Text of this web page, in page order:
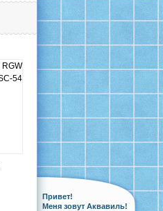
Привет!
Меня зовут Аквавиль!